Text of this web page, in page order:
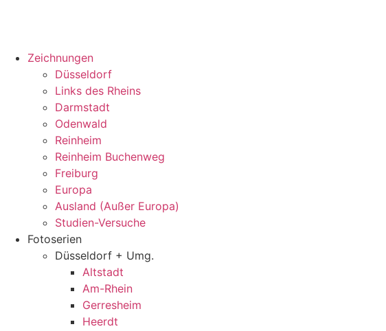
Zeichnungen
Düsseldorf
Links des Rheins
Darmstadt
Odenwald
Reinheim
Reinheim Buchenweg
Freiburg
Europa
Ausland (Außer Europa)
Studien-Versuche
Fotoserien
Düsseldorf + Umg.
Altstadt
Am-Rhein
Gerresheim
Heerdt